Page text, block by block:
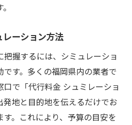
ーション方法
握するには、シミュレーショ
です。多くの福岡県内の業者で
で「代行料金 シュミレーショ
発地と目的地を伝えるだけでお
。これにより、予算の目安を